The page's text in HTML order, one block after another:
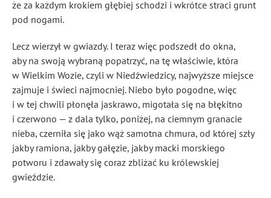
że za każdym krokiem głębiej schodzi i wkrótce straci grunt
pod nogami.
Lecz wierzył w gwiazdy. I teraz więc podszedł do okna,
aby na swoją wybraną popatrzyć, na tę właściwie, która
w Wielkim Wozie, czyli w Niedźwiedzicy, najwyższe miejsce
zajmuje i świeci najmocniej. Niebo było pogodne, więc
i w tej chwili płonęła jaskrawo, migotała się na błękitno
i czerwono — z dala tylko, poniżej, na ciemnym granacie
nieba, czerniła się jako wąż samotna chmura, od której szły
jakby ramiona, jakby gałęzie, jakby macki morskiego
potworu i zdawały się coraz zbliżać ku królewskiej
gwieździe.